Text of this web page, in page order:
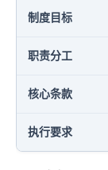
制度目标
职责分工
核心条款
执行要求